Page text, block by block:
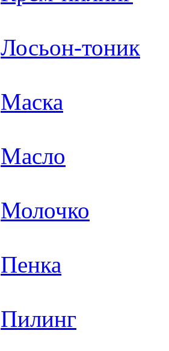
Лосьон-тоник
Маска
Масло
Молочко
Пенка
Пилинг